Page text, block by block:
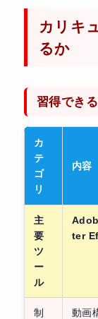
カリキ
るか
習得でき
カ
テ
ゴ
リ
内容
主
要
ツ
ー
ル
ter
制
動画